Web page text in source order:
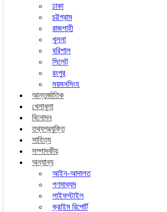
ঢাকা
চট্টগ্রাম
রাজশাহী
খুলনা
বরিশাল
সিলেট
রংপুর
ময়মনসিংহ
আন্তর্জাতিক
খেলাধুলা
বিনোদন
তথ্যপ্রযুক্তি
সাহিত্য
সম্পাদকীয়
অন্যান্য
আইন-আদালত
গণমাধ্যম
লাইফস্টাইল
ক্রাইম রিপোর্ট